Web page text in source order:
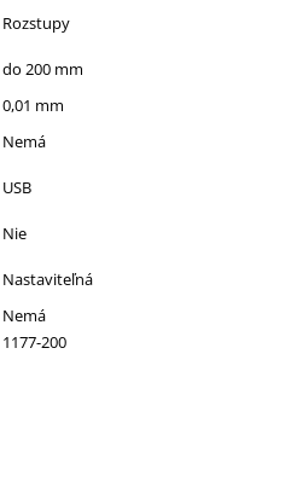
Rozstupy
do 200 mm
0,01 mm
Nemá
USB
Nie
Nastaviteľná
Nemá
1177-200